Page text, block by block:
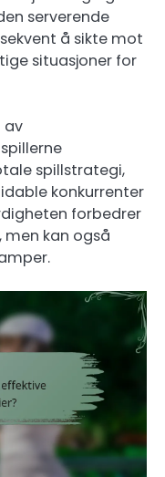
serverende
å sikte mot
situasjoner for
av
spillstrategi,
konkurrenter
forbedrer
men kan også